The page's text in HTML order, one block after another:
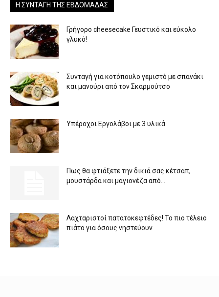
Η ΣΥΝΤΑΓΉ ΤΗΣ ΕΒΔΟΜΆΔΑΣ
Γρήγορο cheesecake Γευστικό και εύκολο
γλυκό!
Συνταγή για κοτόπουλο γεμιστό με σπανάκι
και μανούρι από τον Σκαρμούτσο
Υπέροχοι Εργολάβοι με 3 υλικά
Πως θα φτιάξετε την δικιά σας κέτσαπ,
μουστάρδα και μαγιονέζα από...
Λαχταριστοί πατατοκεφτέδες! Το πιο τέλειο
πιάτο για όσους νηστεύουν